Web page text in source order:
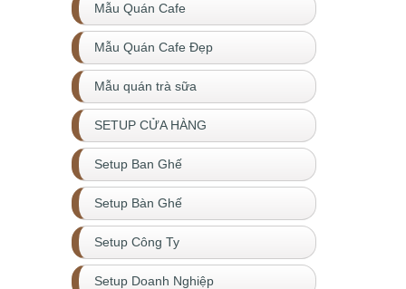
Mẫu Quán Cafe
Mẫu Quán Cafe Đẹp
Mẫu quán trà sữa
SETUP CỬA HÀNG
Setup Ban Ghế
Setup Bàn Ghế
Setup Công Ty
Setup Doanh Nghiệp